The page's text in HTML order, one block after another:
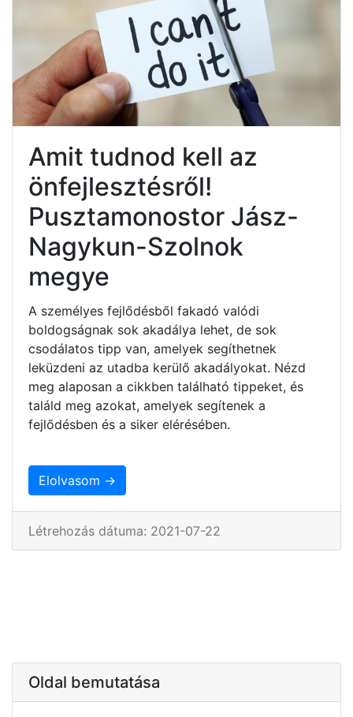
Amit tudnod kell az
önfejlesztésről!
Pusztamonostor Jász-
Nagykun-Szolnok
megye
A személyes fejlődésből fakadó valódi
boldogságnak sok akadálya lehet, de sok
csodálatos tipp van, amelyek segíthetnek
leküzdeni az utadba kerülő akadályokat. Nézd
meg alaposan a cikkben található tippeket, és
találd meg azokat, amelyek segítenek a
fejlődésben és a siker elérésében.
Elolvasom →
Létrehozás dátuma: 2021-07-22
Oldal bemutatása